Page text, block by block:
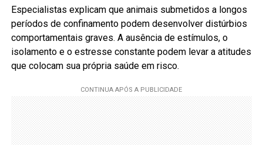
Especialistas explicam que animais submetidos a longos
períodos de confinamento podem desenvolver distúrbios
comportamentais graves. A ausência de estímulos, o
isolamento e o estresse constante podem levar a atitudes
que colocam sua própria saúde em risco.